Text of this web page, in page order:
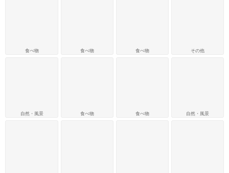
食べ物
自然・風景
食べ物
食べ物
食べ物
食べ物
その他
自然・風景